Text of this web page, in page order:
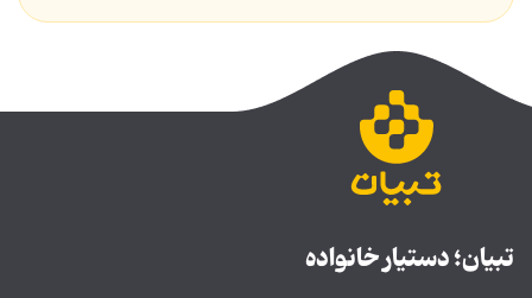
تبیان؛ دستیار خانواده